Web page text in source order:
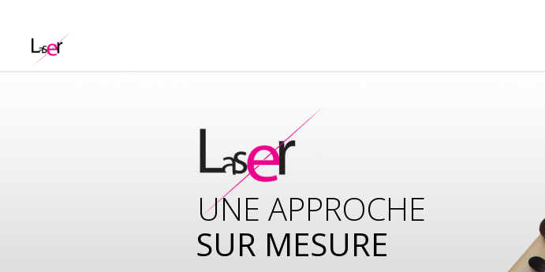
SUR MESURE
UNE APPROCHE